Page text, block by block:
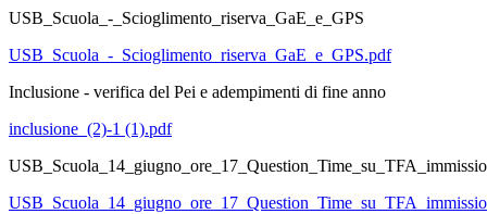
USB_Scuola_-_Scioglimento_riserva_GaE_e_GPS
USB_Scuola_-_Scioglimento_riserva_GaE_e_GPS.pdf
Inclusione - verifica del Pei e adempimenti di fine anno
inclusione_(2)-1 (1).pdf